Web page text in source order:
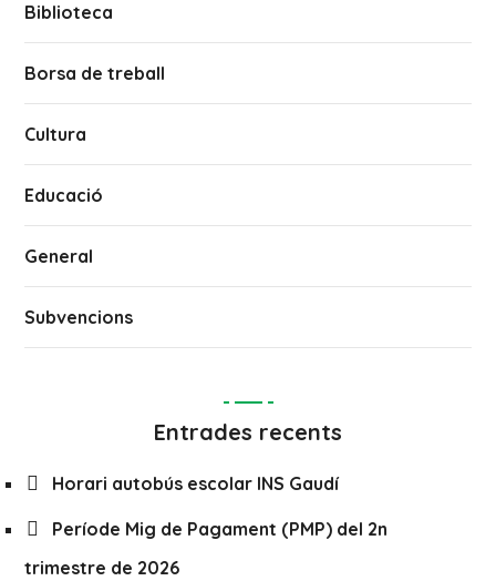
Biblioteca
Borsa de treball
Cultura
Educació
General
Subvencions
Entrades recents
Horari autobús escolar INS Gaudí
Període Mig de Pagament (PMP) del 2n
trimestre de 2026